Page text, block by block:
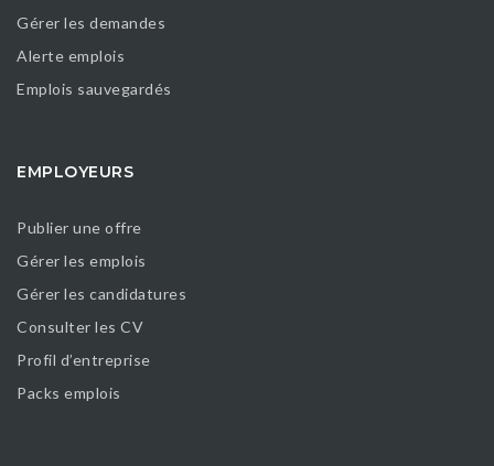
Gérer les demandes
Alerte emplois
Emplois sauvegardés
EMPLOYEURS
Publier une offre
Gérer les emplois
Gérer les candidatures
Consulter les CV
Profil d’entreprise
Packs emplois